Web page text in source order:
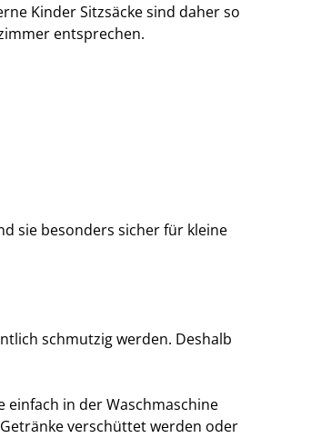
Kinder Sitzsäcke sind daher so
entsprechen.
sie besonders sicher für kleine
schmutzig werden. Deshalb
einfach in der Waschmaschine
verschüttet werden oder